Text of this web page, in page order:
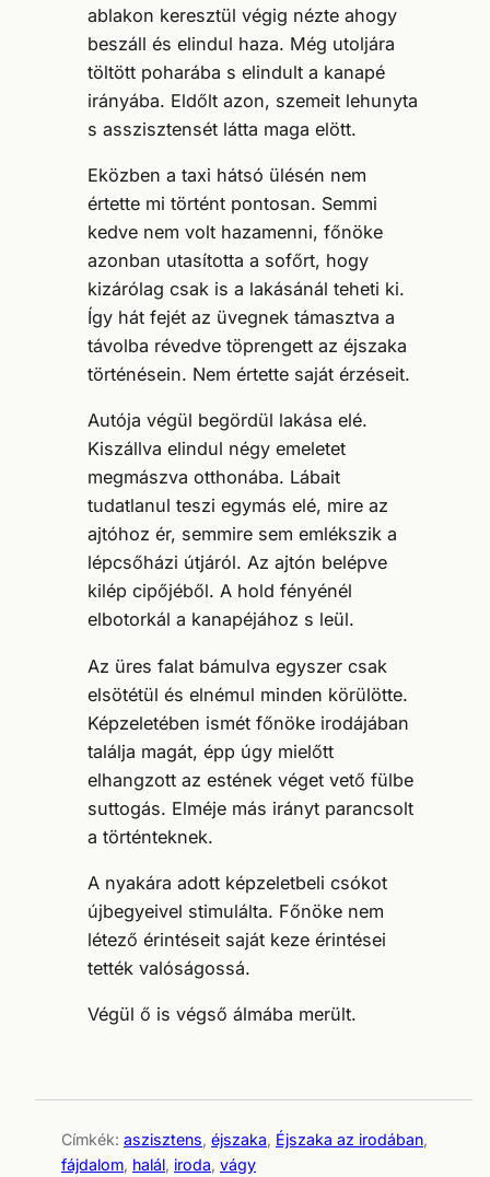
ablakon keresztül végig nézte ahogy
beszáll és elindul haza. Még utoljára
töltött poharába s elindult a kanapé
irányába. Eldőlt azon, szemeit lehunyta
s asszisztensét látta maga elött.
Eközben a taxi hátsó ülésén nem
értette mi történt pontosan. Semmi
kedve nem volt hazamenni, főnöke
azonban utasította a sofőrt, hogy
kizárólag csak is a lakásánál teheti ki.
Így hát fejét az üvegnek támasztva a
távolba révedve töprengett az éjszaka
történésein. Nem értette saját érzéseit.
Autója végül begördül lakása elé.
Kiszállva elindul négy emeletet
megmászva otthonába. Lábait
tudatlanul teszi egymás elé, mire az
ajtóhoz ér, semmire sem emlékszik a
lépcsőházi útjáról. Az ajtón belépve
kilép cipőjéből. A hold fényénél
elbotorkál a kanapéjához s leül.
Az üres falat bámulva egyszer csak
elsötétül és elnémul minden körülötte.
Képzeletében ismét főnöke irodájában
találja magát, épp úgy mielőtt
elhangzott az estének véget vető fülbe
suttogás. Elméje más irányt parancsolt
a történteknek.
A nyakára adott képzeletbeli csókot
újbegyeivel stimulálta. Főnöke nem
létező érintéseit saját keze érintései
tették valóságossá.
Végül ő is végső álmába merült.
Címkék: aszisztens, éjszaka, Éjszaka az irodában
fájdalom, halál, iroda, vágy